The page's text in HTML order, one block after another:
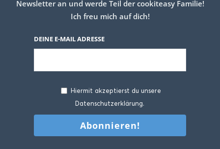
Newsletter an und werde Teil der cookiteasy Familie!
Ich freu mich auf dich!
DEINE E-MAIL ADRESSE
Hiermit akzeptierst du unsere
Datenschutzerklärung.